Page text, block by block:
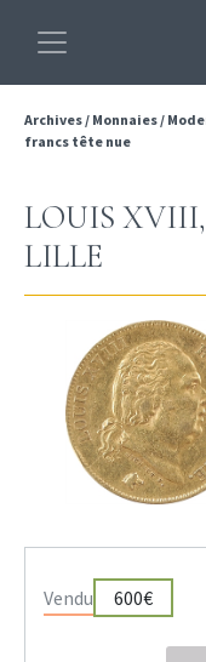
Archives/ Monnaies/
francs tête nue
LOUIS XVIII,
LILLE
Vendu 600€